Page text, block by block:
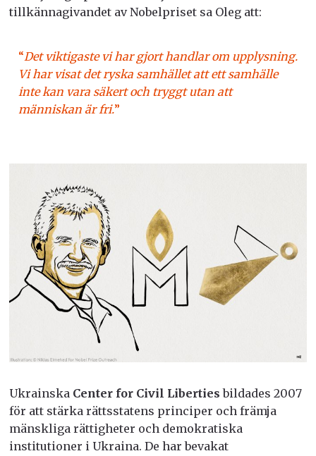
tillkännagivandet av Nobelpriset sa Oleg att:
“Det viktigaste vi har gjort handlar om upplysning.
Vi har visat det ryska samhället att ett samhälle
inte kan vara säkert och tryggt utan att
människan är fri.”
Ukrainska Center for Civil Liberties bildades 2007
för att stärka rättsstatens principer och främja
mänskliga rättigheter och demokratiska
institutioner i Ukraina. De har bevakat